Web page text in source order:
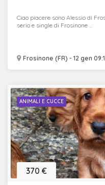
Frosinone (FR) - 12 gen
Ciao piacere sono Alessio di
serio e single di Frosinone ...
ANIMALI E CUCCE
370 €